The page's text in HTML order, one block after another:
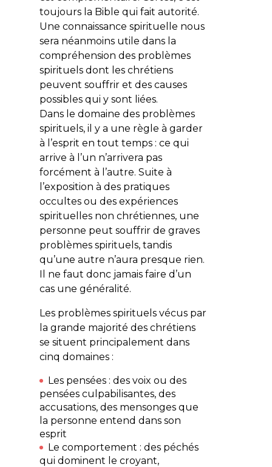
toujours la Bible qui fait autorité.
Une connaissance spirituelle nous
sera néanmoins utile dans la
compréhension des problèmes
spirituels dont les chrétiens
peuvent souffrir et des causes
possibles qui y sont liées.
Dans le domaine des problèmes
spirituels, il y a une règle à garder
à l’esprit en tout temps : ce qui
arrive à l’un n’arrivera pas
forcément à l’autre. Suite à
l’exposition à des pratiques
occultes ou des expériences
spirituelles non chrétiennes, une
personne peut souffrir de graves
problèmes spirituels, tandis
qu’une autre n’aura presque rien.
Il ne faut donc jamais faire d’un
cas une généralité.
Les problèmes spirituels vécus par
la grande majorité des chrétiens
se situent principalement dans
cinq domaines :
Les pensées : des voix ou des
pensées culpabilisantes, des
accusations, des mensonges que
la personne entend dans son
esprit
Lecomportement : des péchés
qui dominent le croyant,